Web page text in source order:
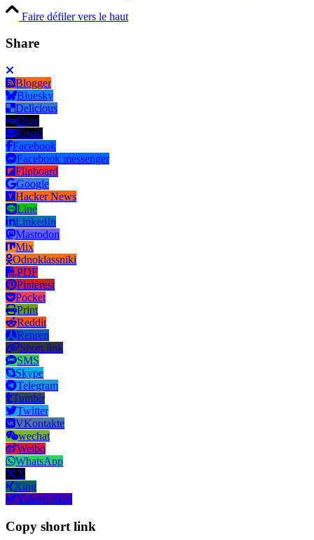
Faire défiler vers le haut
Share
Blogger
Bluesky
Delicious
Digg
Email
Facebook
Facebook messenger
Flipboard
Google
Hacker News
Line
LinkedIn
Mastodon
Mix
Odnoklassniki
PDF
Pinterest
Pocket
Print
Reddit
Renren
Short link
SMS
Skype
Telegram
Tumblr
Twitter
VKontakte
wechat
Weibo
WhatsApp
X
Xing
Yahoo! Mail
Copy short link